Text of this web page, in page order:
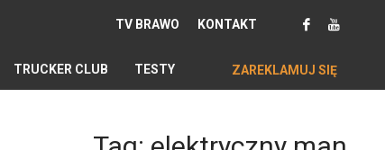
TV BRAWO KONTAKT
TRUCKER CLUB TESTY ZAREKLAMUJ SIĘ